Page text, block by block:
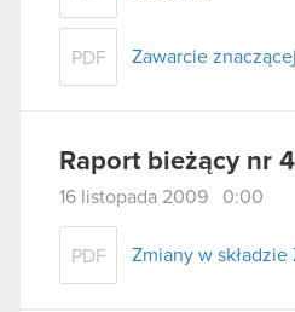
PDF Zawarcie
Raport bieżący nr
16 listopada 2009 0:00
PDF Zmiany w składzie